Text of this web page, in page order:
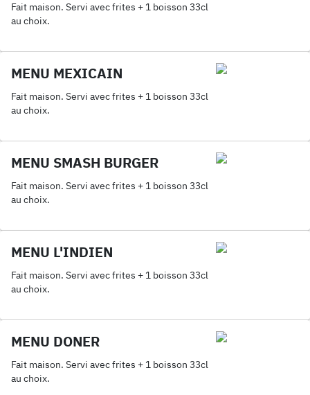
Fait maison. Servi avec frites + 1 boisson 33cl
au choix.
MENU MEXICAIN
Fait maison. Servi avec frites + 1 boisson 33cl
au choix.
MENU SMASH BURGER
Fait maison. Servi avec frites + 1 boisson 33cl
au choix.
MENU L'INDIEN
Fait maison. Servi avec frites + 1 boisson 33cl
au choix.
MENU DONER
Fait maison. Servi avec frites + 1 boisson 33cl
au choix.